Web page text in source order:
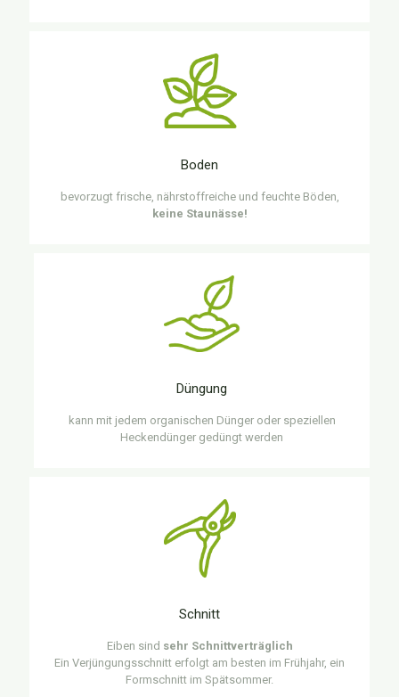
Boden
bevorzugt frische, nährstoffreiche und feuchte Böden,
keine Staunässe!
Düngung
kann mit jedem organischen Dünger oder speziellen
Heckendünger gedüngt werden
Schnitt
Eiben sind sehr Schnittverträglich
Ein Verjüngungsschnitt erfolgt am besten im Frühjahr, ein
Formschnitt im Spätsommer.